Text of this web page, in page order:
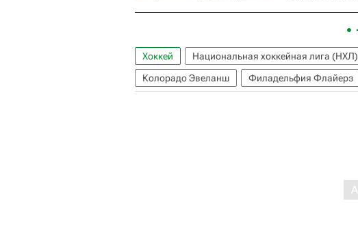
Хоккей Национальная хоккейная лига (НХЛ)
Колорадо Эвеланш
Филадельфия Флайерз